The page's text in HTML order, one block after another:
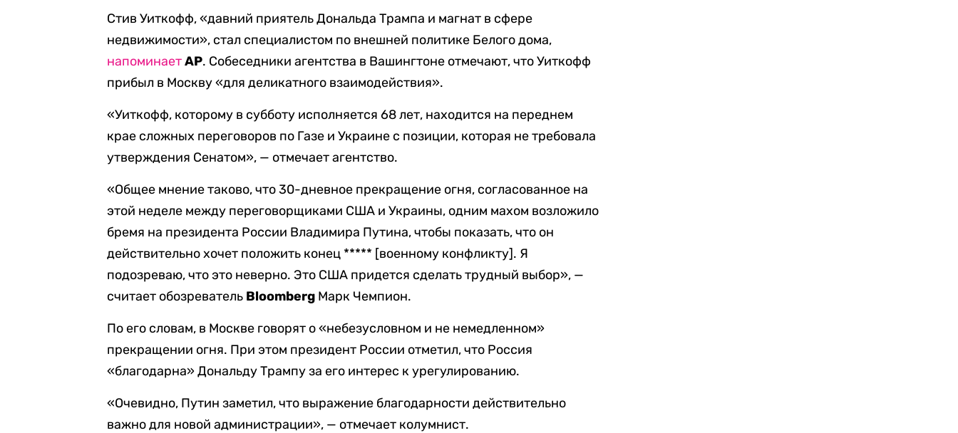
Стив Уиткофф, «давний приятель Дональда Трампа и магнат в сфере
недвижимости», стал специалистом по внешней политике Белого дома,
напоминаетAP. Собеседники агентства в Вашингтоне отмечают, что Уиткофф
прибыл в Москву «для деликатного взаимодействия».
«Уиткофф, которому в субботу исполняется 68 лет, находится на переднем
крае сложных переговоров по Газе и Украине с позиции, которая не требовала
утверждения Сенатом», — отмечает агентство.
«Общее мнение таково, что 30-дневное прекращение огня, согласованное на
этой неделе между переговорщиками США и Украины, одним махом возложило
бремя на президента России Владимира Путина, чтобы показать, что он
действительно хочет положить конец ***** [военному конфликту]. Я
подозреваю, что это неверно. Это США придется сделать трудный выбор», —
считает обозреватель Bloomberg Марк Чемпион.
По его словам, в Москве говорят о «небезусловном и не немедленном»
прекращении огня. При этом президент России отметил, что Россия
«благодарна» Дональду Трампу за его интерес к урегулированию.
«Очевидно, Путин заметил, что выражение благодарности действительно
важно для новой администрации», — отмечает колумнист.